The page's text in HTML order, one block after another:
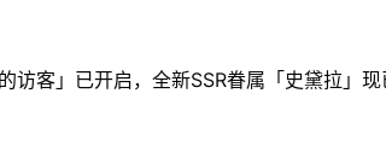
访客」已开启，全新SSR眷属「史黛拉」现